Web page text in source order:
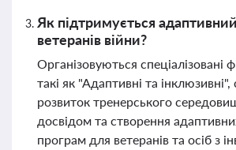
Як підтримується
ветеранів війни?
Організовуються спеціалізовані
такі як "Адаптивні та
розвиток тренерського
досвідом та створення
програм для ветеранів та осіб з